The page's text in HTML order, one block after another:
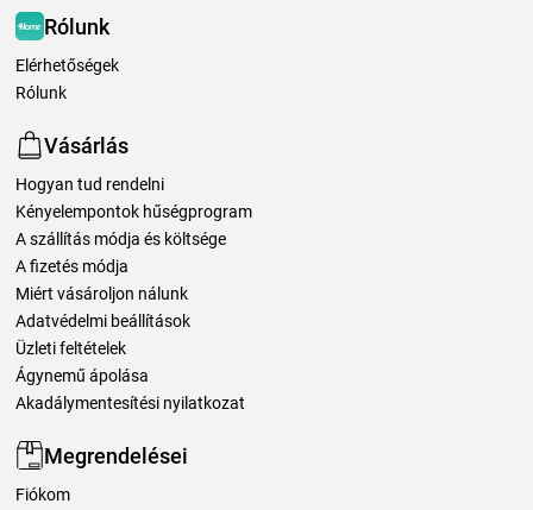
Rólunk
Elérhetőségek
Rólunk
Vásárlás
Hogyan tud rendelni
Kényelempontok hűségprogram
A szállítás módja és költsége
A fizetés módja
Miért vásároljon nálunk
Adatvédelmi beállítások
Üzleti feltételek
Ágynemű ápolása
Akadálymentesítési nyilatkozat
Megrendelései
Fiókom